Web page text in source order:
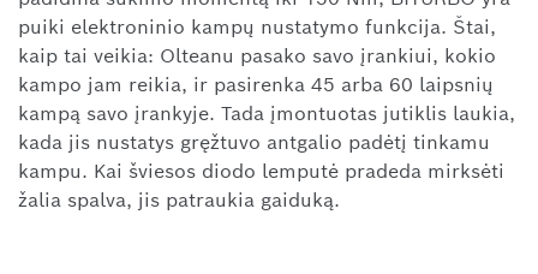
puiki elektroninio kampų nustatymo funkcija. Štai,
kaip tai veikia: Olteanu pasako savo įrankiui, kokio
kampo jam reikia, ir pasirenka 45 arba 60 laipsnių
kampą savo įrankyje. Tada įmontuotas jutiklis laukia,
kada jis nustatys gręžtuvo antgalio padėtį tinkamu
kampu. Kai šviesos diodo lemputė pradeda mirksėti
žalia spalva, jis patraukia gaiduką.